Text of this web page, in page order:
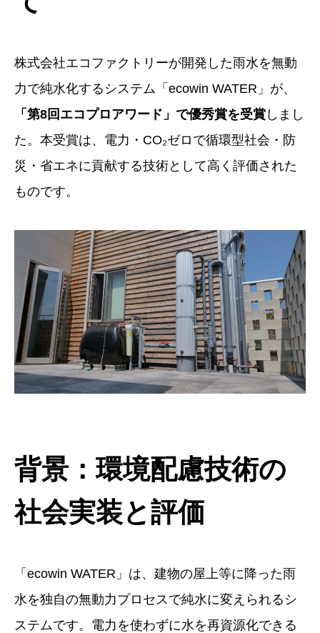
株式会社エコファクトリーが開発した雨水を無動
力で純水化するシステム「ecowin WATER」が、
「第8回エコプロアワード」で優秀賞を受賞 しまし
た。本受賞は、電力・CO₂ゼロで循環型社会・防
災・省エネに貢献する技術として高く評価された
ものです。
背景：環境配慮技術の
社会実装と評価
「ecowin WATER」は、建物の屋上等に降った雨
水を独自の無動力プロセスで純水に変えられるシ
ステムです。電力を使わずに水を再資源化できる